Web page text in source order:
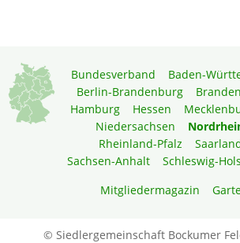
Bundesverband Baden-
Berlin-Brandenburg
Hamburg
Hessen
Niedersachsen
Rheinland-Pfalz
Sachsen-Anhalt
Schleswig-
Mitgliedermagazin
© Siedlergemeinschaft Bockumer